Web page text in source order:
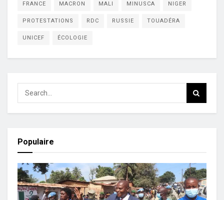
FRANCE MACRON MALI MINUSCA NIGER
PROTESTATIONS RDC RUSSIE TOUADÉRA
UNICEF ÉCOLOGIE
Populaire